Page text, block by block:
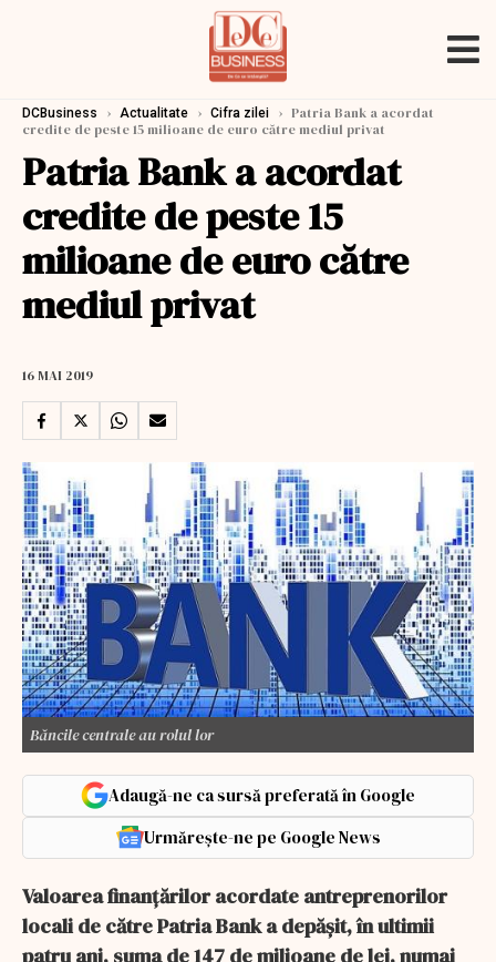
DCBusiness › Actualitate › Cifra zilei › Patria Bank a acordat
credite de peste 15 milioane de euro către mediul privat
Patria Bank a acordat
credite de peste 15
milioane de euro către
mediul privat
16 MAI 2019
Băncile centrale au rolul lor
Adaugă-ne ca sursă preferată în Google
Urmărește-ne pe Google News
Valoarea finanţărilor acordate antreprenorilor
locali de către Patria Bank a depăşit, în ultimii
patru ani, suma de 147 de milioane de lei, numai